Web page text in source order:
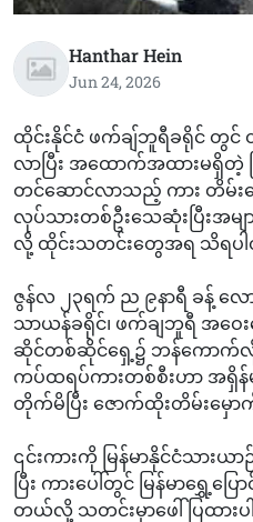
Hanthar Hein
Jun 24, 2026
ထိုင်းနိုင်ငံ ဖက်ချ်ဘူရီခရိုင် တွင်
လာပြီး အထောက်အထားမရှိတဲ့ မြ
တင်ဆောင်လာသည့် ကား တိမ်းမှ
လုပ်သားတစ်ဦးသေဆုံးပြီးအမ
လို့ ထိုင်းသတင်းတွေအရ သိရပ
ဇွန်လ ၂၃ရက် ည ၉နာရီ ခန့် လ
သာယန်ခရိုင်၊ ဖက်ချဘူရီ အဝေ
ဆိုင်တစ်ဆိုင်ရှေ့၌ ဘန်ကောက်လိုင်
ကပ်ထရပ်ကားတစ်စီးဟာ အရှိ
တိုက်မိပြီး ဇောက်ထိုးတိမ်းမှော
၎င်းကားကို မြန်မာနိုင်ငံသားယာ
ပြီး ကားပေါ်တွင် မြန်မာရွှေ့ပ
တယ်လို့ သတင်းမှာဖေါ်ပြထား